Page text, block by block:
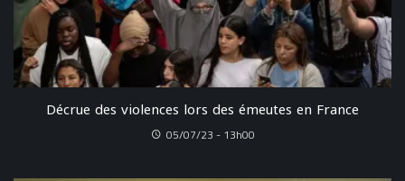
Décrue des violences lors des émeutes en France
05/07/23 - 13h00